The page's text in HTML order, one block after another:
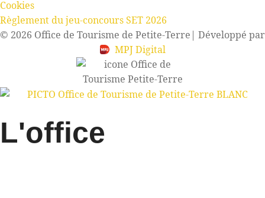
Cookies
Règlement du jeu-concours SET 2026
© 2026 Office de Tourisme de Petite-Terre | Développé par
MPJ Digital
L'office